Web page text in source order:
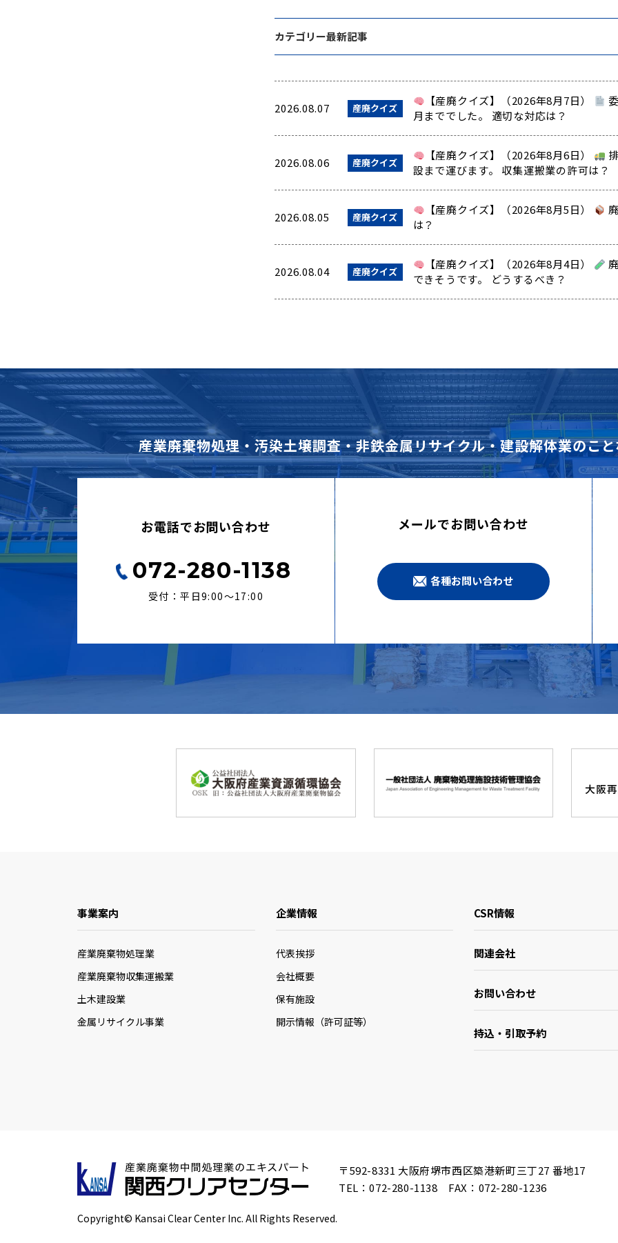
カテゴリー最新記事
2026.08.07 産廃クイズ 【産廃クイズ】（2026年8月7日）
月まででした。 適切な対応は？
2026.08.06 産廃クイズ 【産廃クイズ】（2026年8月6日）
設まで運びます。 収集運搬業の許可は？
2026.08.05 産廃クイズ 【産廃クイズ】（2026年8月5日）
は？
2026.08.04 産廃クイズ 【産廃クイズ】（2026年8月4日）
できそうです。 どうするべき？
産業廃棄物処理・汚染土壌調査・非鉄金属リサイクル・建設解体業のこ
お電話でお問い合わせ
072-280-1138
受付：平日9:00〜17:00
メールでお問い合わせ
各種お問い合わせ
事業案内
産業廃棄物処理業
産業廃棄物収集運搬業
土木建設業
金属リサイクル事業
企業情報
代表挨拶
会社概要
保有施設
開示情報（許可証等）
CSR情報
関連会社
お問い合わせ
持込・引取予約
〒592-8331 大阪府堺市西区築港新町三丁27 番地17
TEL：072-280-1138 FAX：072-280-1236
Copyright© Kansai Clear Center Inc. All Rights Reserved.